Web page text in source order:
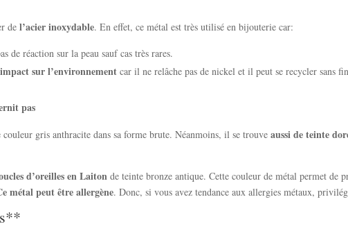
de l’acier inoxydable. En effet, ce métal est très utilisé en bijouterie car:
de réaction sur la peau sauf cas très rares.
sur l’environnementcar il ne relâche pas de nickel et il peut se recycler sans fin
pas
gris anthracite dans sa forme brute. Néanmoins, il se trouve aussi de teinte
d’oreilles en Laitonde teinte bronze antique. Cette couleur de métal permet de
métal peut être allergène. Donc, si vous avez tendance aux allergies métaux,